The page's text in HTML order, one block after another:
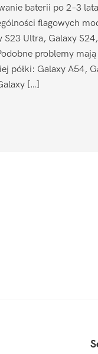
baterii po 2–3
flagowych
S23 Ultra, Galaxy S24,
problemy mają
półki: Galaxy A54,
[…]